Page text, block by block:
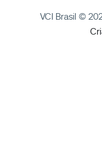
VCI Brasil ©